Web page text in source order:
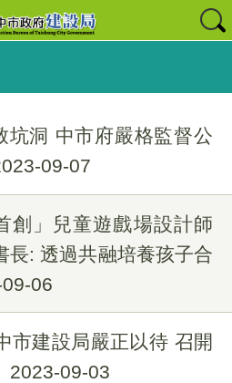
坑洞 中市府嚴格監督公
09-07
創」兒童遊戲場設計師
長: 透過共融培養孩子合
06
市建設局嚴正以待 召開
2023-09-03